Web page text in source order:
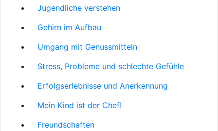
Jugendliche verstehen
Gehirn im Aufbau
Umgang mit Genussmitteln
Stress, Probleme und schlechte Gefühle
Erfolgserlebnisse und Anerkennung
Mein Kind ist der Chef!
Freundschaften